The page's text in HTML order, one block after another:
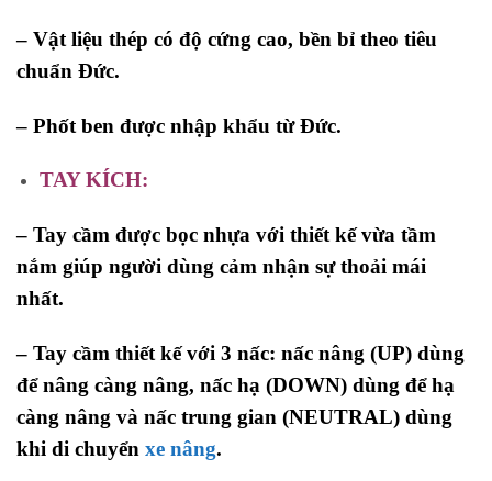
– Vật liệu thép có độ cứng cao, bền bỉ theo tiêu
chuẩn Đức.
– Phốt ben được nhập khẩu từ Đức.
TAYKÍCH:
– Tay cầm được bọc nhựa với thiết kế vừa tầm
nắm giúp người dùng cảm nhận sự thoải mái
nhất.
– Tay cầm thiết kế với 3 nấc: nấc nâng (UP) dùng
để nâng càng nâng, nấc hạ (DOWN) dùng để hạ
càng nâng và nấc trung gian (NEUTRAL) dùng
khi di chuyển xe nâng.